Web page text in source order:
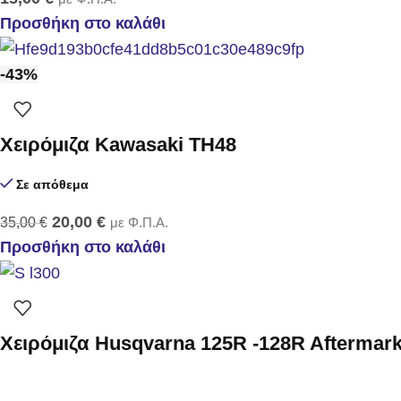
Προσθήκη στο καλάθι
-43%
Xειρόμιζα Kawasaki TH48
Σε απόθεμα
35,00€ 20,00 € με Φ.Π.Α.
Προσθήκη στο καλάθι
Χειρόμιζα Husqvarna 125R -128R